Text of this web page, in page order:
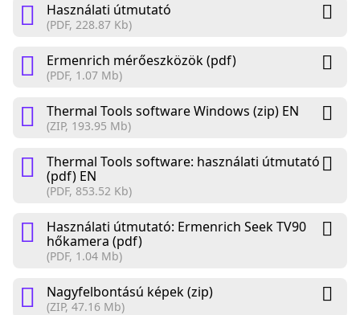
Használati útmutató
(PDF, 228.87 Kb)
Ermenrich mérőeszközök (pdf)
(PDF, 1.07 Mb)
Thermal Tools software Windows (zip) EN
(ZIP, 193.95 Mb)
Thermal Tools software: használati útmutató
(pdf) EN
(PDF, 853.52 Kb)
Használati útmutató: Ermenrich Seek TV90
hőkamera (pdf)
(PDF, 1.04 Mb)
Nagyfelbontású képek (zip)
(ZIP, 47.16 Mb)